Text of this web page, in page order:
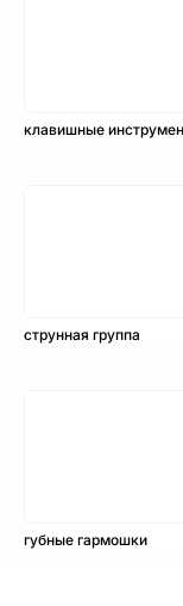
клавишные
струнная группа
губные гармошки